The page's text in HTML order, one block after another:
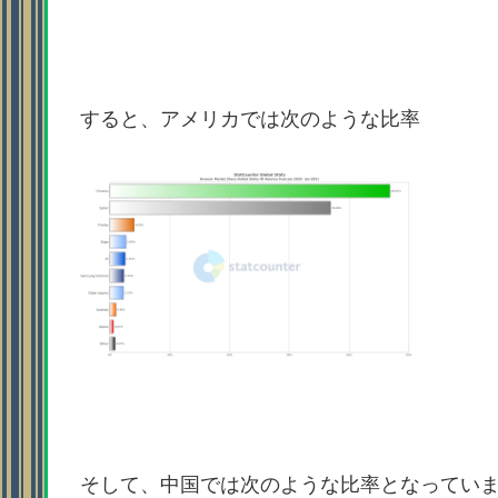
すると、アメリカでは次のような比率
そして、中国では次のような比率となってい